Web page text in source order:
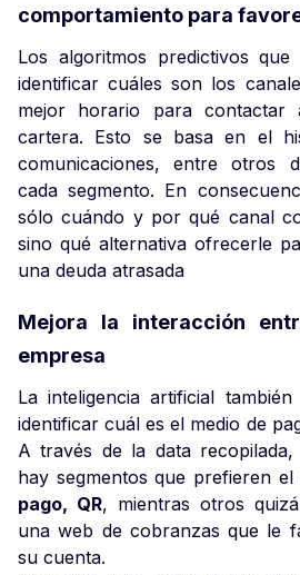
comportamiento para
Los algoritmos predictivos
identificar cuáles son los
mejor horario para
cartera. Esto se basa en el
comunicaciones, entre otros
cada segmento. En
sólo cuándo y por qué canal
sino qué alternativa ofrecerle
una deuda atrasada
Mejora la interacción
empresa
La inteligencia artificial
identificar cuál es el medio de
A través de la data
hay segmentos que prefieren el
pago, QR, mientras otros
una web de cobranzas que le
su cuenta.